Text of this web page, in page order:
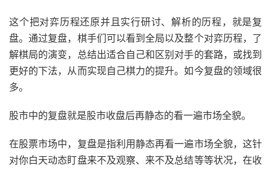
这个把对弈历程还原并且实行研讨、解析的历程，就是复
盘。通过复盘，棋手们可以看到全局以及整个对弈历程，了
解棋局的演变，总结出适合自己和区别对手的套路，或找到
更好的下法，从而实现自己棋力的提升。如今复盘的领域很
多。
股市中的复盘就是股市收盘后再静态的看一遍市场全貌。
在股票市场中，复盘是指利用静态再看一遍市场全貌，这针
对你白天动态盯盘来不及观察、来不及总结等等状况，在收